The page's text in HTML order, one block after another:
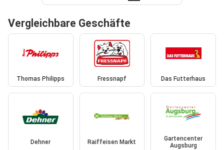
Vergleichbare Geschäfte
Thomas Philipps Fressnapf Das Futterhaus
Dehner Raiffeisen Markt
Gartencenter
Augsburg